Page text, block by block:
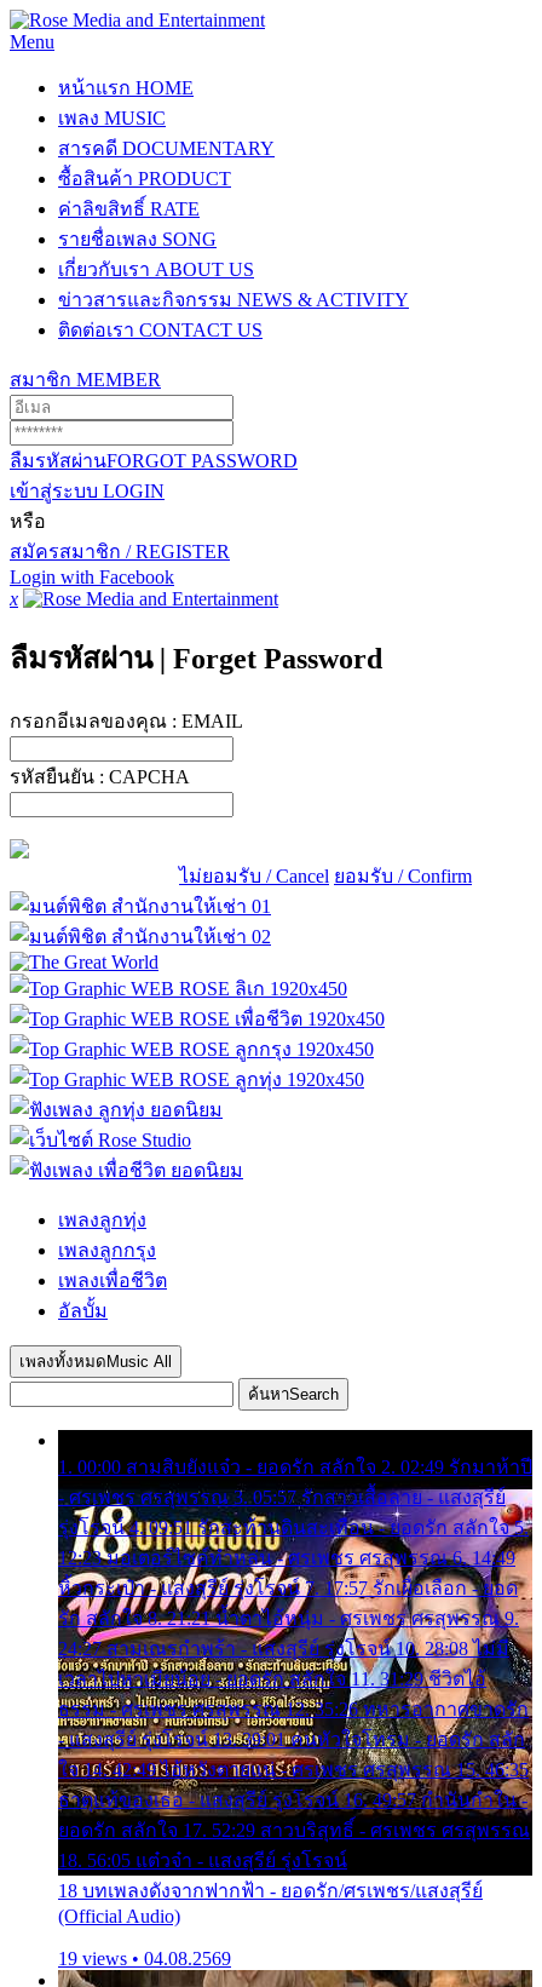
Menu
หน้าแรก HOME
เพลง MUSIC
สารคดี DOCUMENTARY
ซื้อสินค้า PRODUCT
ค่าลิขสิทธิ์ RATE
รายชื่อเพลง SONG
เกี่ยวกับเรา ABOUT US
ข่าวสารและกิจกรรม NEWS & ACTIVITY
ติดต่อเรา CONTACT US
สมาชิก MEMBER
ลืมรหัสผ่านFORGOT PASSWORD
เข้าสู่ระบบ LOGIN
หรือ
สมัครสมาชิก / REGISTER
Login with Facebook
x
ลืมรหัสผ่าน | Forget Password
กรอกอีเมลของคุณ : EMAIL
รหัสยืนยัน : CAPCHA
ไม่ยอมรับ / Cancel ยอมรับ / Confirm
เพลงลูกทุ่ง
เพลงลูกกรุง
เพลงเพื่อชีวิต
อัลบั้ม
เพลงทั้งหมด Music All
ค้นหาSearch
1. 00:00 สามสิบยังแจ๋ว - ยอดรัก สลักใจ 2. 02:49 รักมาห้าปี
- ศรเพชร ศรสุพรรณ 3. 05:57 รักสาวเสื้อลาย - แสงสุรีย์
รุ่งโรจน์ 4. 09:51 รักสะท้านดินสะเทือน - ยอดรัก สลักใจ 5.
12:23 มอเตอร์ไซค์ทำหล่น - ศรเพชร ศรสุพรรณ 6. 14:49
หิ้วกระเป๋า - แสงสุรีย์ รุ่งโรจน์ 7. 17:57 รักเผื่อเลือก - ยอด
รัก สลักใจ 8. 21:21 น้ำตาไอ้หนุ่ม - ศรเพชร ศรสุพรรณ 9.
24:27 สามเณรกำพร้า - แสงสุรีย์ รุ่งโรจน์ 10. 28:08 ไม่มี
เวลาไปหาเมียน้อย - ยอดรัก สลักใจ 11. 31:29 ชีวิตไอ้
ธรรม - ศรเพชร ศรสุพรรณ 12. 35:26 ทหารอากาศขาดรัก
- แสงสุรีย์ รุ่งโรจน์ 13. 39:01 คนหัวใจโทรม - ยอดรัก สลัก
ใจ 14. 42:49 ไอ้หวังตายแน่ - ศรเพชร ศรสุพรรณ 15. 46:35
ธาตุแท้ของเธอ - แสงสุรีย์ รุ่งโรจน์ 16. 49:57 กำนันกำใน -
ยอดรัก สลักใจ 17. 52:29 สาวบริสุทธิ์ - ศรเพชร ศรสุพรรณ
18. 56:05 แต๋วจ๋า - แสงสุรีย์ รุ่งโรจน์
18 บทเพลงดังจากฟากฟ้า - ยอดรัก/ศรเพชร/แสงสุรีย์
(Official Audio)
19 views • 04.08.2569